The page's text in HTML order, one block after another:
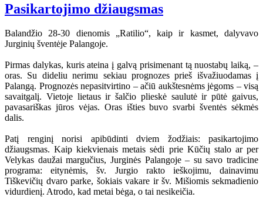
Pasikartojimo džiaugsmas
Balandžio 28-30 dienomis „Ratilio“, kaip ir kasmet, dalyvavo
Jurginių šventėje Palangoje.
Pirmas dalykas, kuris ateina į galvą prisimenant tą nuostabų laiką, –
oras. Su dideliu nerimu sekiau prognozes prieš išvažiuodamas į
Palangą. Prognozės nepasitvirtino – ačiū aukštesnėms jėgoms – visą
savaitgalį. Vietoje lietaus ir šalčio plieskė saulutė ir pūtė gaivus,
pavasariškas jūros vėjas. Oras išties buvo svarbi šventės sėkmės
dalis.
Patį renginį norisi apibūdinti dviem žodžiais: pasikartojimo
džiaugsmas. Kaip kiekvienais metais sėdi prie Kūčių stalo ar per
Velykas daužai margučius, Jurginės Palangoje – su savo tradicine
programa: eitynėmis, šv. Jurgio rakto ieškojimu, dainavimu
Tiškevičių dvaro parke, šokiais vakare ir šv. Mišiomis sekmadienio
vidurdienį. Atrodo, kad metai bėga, o tai nesikeičia.